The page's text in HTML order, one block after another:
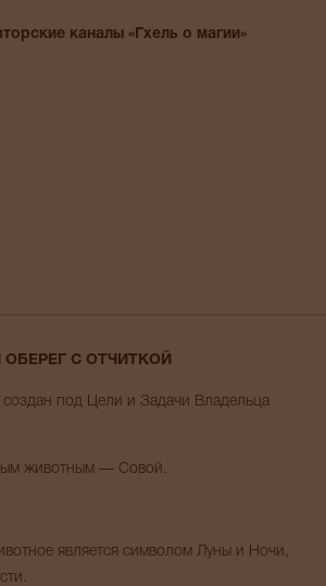
каналы «Гхель о магии»
С ОТЧИТКОЙ
под Цели и Задачи Владельца
животным — Совой.
является символом Луны и Ночи,